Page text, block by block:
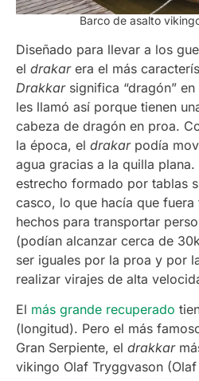
Barco de asalto
Diseñado para llevar a los
el drakarera el más
Drakkarsignifica “dragón”
les llamó así porque tienen
cabeza de dragón en proa.
la época, el drakarpodía
agua gracias a la quilla
estrecho formado por tablas
casco, lo que hacía que fuera
hechos para transportar
(podían alcanzar cerca de
ser iguales por la proa y por
realizar virajes de alta
El más grande recuperado
(longitud). Pero el más
Gran Serpiente, el drakkar
vikingo Olaf Tryggvason